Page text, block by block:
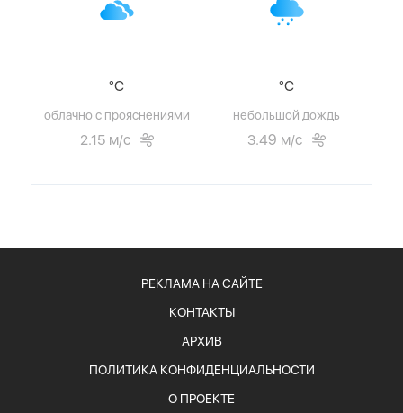
°C
облачно с прояснениями
2.15 м/с
°C
небольшой дождь
3.49 м/с
РЕКЛАМА НА САЙТЕ
КОНТАКТЫ
АРХИВ
ПОЛИТИКА КОНФИДЕНЦИАЛЬНОСТИ
О ПРОЕКТЕ